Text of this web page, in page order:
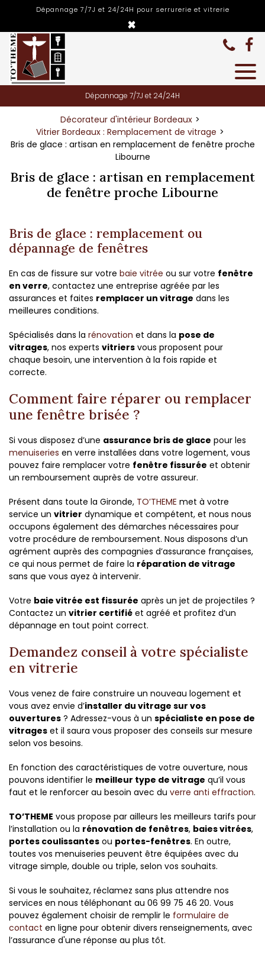
Dépannage 7/7J et 24/24H pour serrurerie et vitrerie
×
Dépannage 7/7J et 24/24H
Décorateur d'intérieur Bordeaux
Vitrier Bordeaux : Remplacement de vitrage
Bris de glace : artisan en remplacement de fenêtre proche
Libourne
Bris de glace : artisan en remplacement
de fenêtre proche Libourne
Bris de glace : remplacement ou
dépannage de fenêtres
En cas de fissure sur votre baie vitrée ou sur votre fenêtre
en verre, contactez une entreprise agréée par les
assurances et faites remplacer un vitrage dans les
meilleures conditions.
Spécialisés dans la rénovation et dans la pose de
vitrages, nos experts vitriers vous proposent pour
chaque besoin, une intervention à la fois rapide et
correcte.
Comment faire réparer ou remplacer
une fenêtre brisée ?
Si vous disposez d’une assurance bris de glace pour les
menuiseries en verre installées dans votre logement, vous
pouvez faire remplacer votre fenêtre fissurée et obtenir
un remboursement auprès de votre assureur.
Présent dans toute la Gironde, TO’THEME met à votre
service un vitrier dynamique et compétent, et nous nous
occupons également des démarches nécessaires pour
votre procédure de remboursement. Nous disposons d’un
agrément auprès des compagnies d’assurance françaises,
ce qui nous permet de faire la réparation de vitrage
sans que vous ayez à intervenir.
Votre baie vitrée est fissurée après un jet de projectiles ?
Contactez un vitrier certifié et agréé et profitez d’un
dépannage en tout point correct.
Demandez conseil à votre spécialiste
en vitrerie
Vous venez de faire construire un nouveau logement et
vous avez envie d’installer du vitrage sur vos
ouvertures ? Adressez-vous à un spécialiste en pose de
vitrages et il saura vous proposer des conseils sur mesure
selon vos besoins.
En fonction des caractéristiques de votre ouverture, nous
pouvons identifier le meilleur type de vitrage qu’il vous
faut et le renforcer au besoin avec du verre anti effraction.
TO’THEME vous propose par ailleurs les meilleurs tarifs pour
l’installation ou la rénovation de fenêtres, baies vitrées,
portes coulissantes ou portes-fenêtres. En outre,
toutes vos menuiseries peuvent être équipées avec du
vitrage simple, double ou triple, selon vos souhaits.
Si vous le souhaitez, réclamez sans plus attendre nos
services en nous téléphonant au 06 99 75 46 20. Vous
pouvez également choisir de remplir le formulaire de
contact en ligne pour obtenir divers renseignements, avec
l’assurance d'une réponse au plus tôt.
Panneau de gestion des cookies